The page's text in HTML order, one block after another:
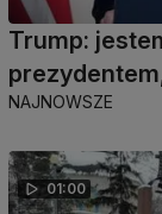
Trump:
NAJNOWSZE
01:00